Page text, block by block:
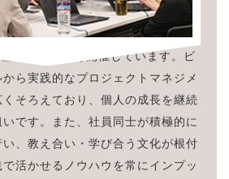
多様な研修を開催しています。ビ
ら実践的なプロジェクトマネジメ
そろえており、個人の成長を継続
です。また、社員同士が積極的に
、教え合い・学び合う文化が根付
活かせるノウハウを常にインプッ